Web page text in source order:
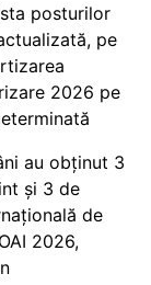
posturilor
pe
2026 pe
au obținut 3
și 3 de
de
2026,